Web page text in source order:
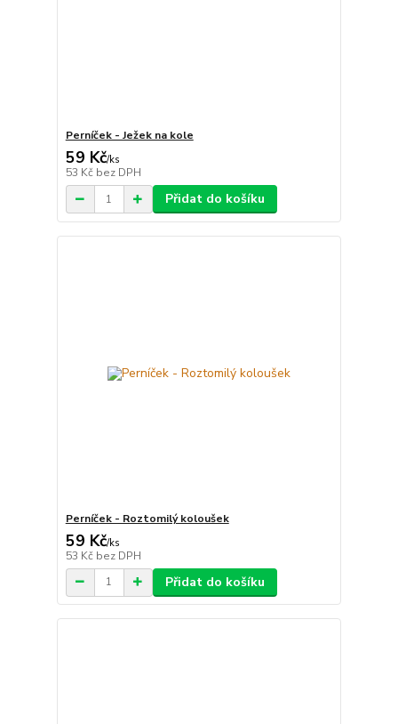
Perníček - Ježek na kole
59 Kč/ks
53 Kč bez DPH
Přidat do košíku
Perníček - Roztomilý koloušek
59 Kč/ks
53 Kč bez DPH
Přidat do košíku